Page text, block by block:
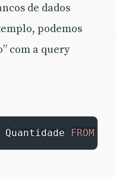
de dados
podemos
com a query
Quantidade FROM